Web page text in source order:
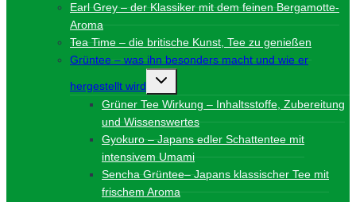
Earl Grey – der Klassiker mit dem feinen Bergamotte-
Aroma
Tea Time – die britische Kunst, Tee zu genießen
Grüntee – was ihn besonders macht und wie er
hergestellt wird
Untermenü
Grüner Tee Wirkung – Inhaltsstoffe, Zubereitung
und Wissenswertes
Gyokuro – Japans edler Schattentee mit
intensivem Umami
Sencha Grüntee– Japans klassischer Tee mit
frischem Aroma